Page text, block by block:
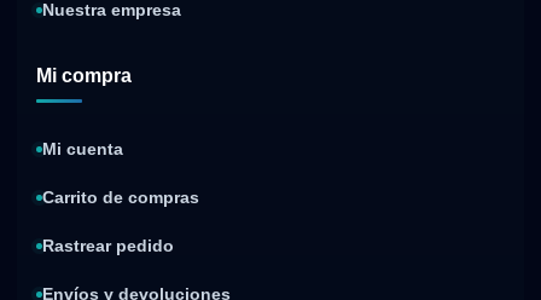
Nuestra empresa
Mi compra
Mi cuenta
Carrito de compras
Rastrear pedido
Envíos y devoluciones